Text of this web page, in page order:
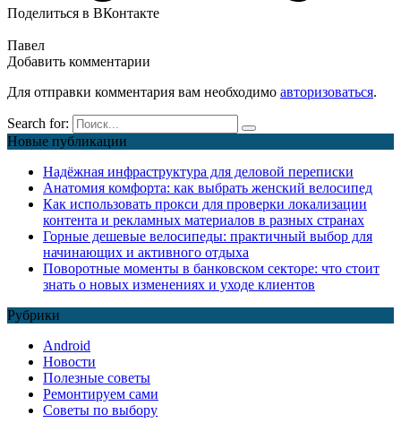
Поделиться в ВКонтакте
Павел
Добавить комментарии
Для отправки комментария вам необходимо авторизоваться.
Search for:
Новые публикации
Надёжная инфраструктура для деловой переписки
Анатомия комфорта: как выбрать женский велосипед
Как использовать прокси для проверки локализации
контента и рекламных материалов в разных странах
Горные дешевые велосипеды: практичный выбор для
начинающих и активного отдыха
Поворотные моменты в банковском секторе: что стоит
знать о новых изменениях и уходе клиентов
Рубрики
Android
Новости
Полезные советы
Ремонтируем сами
Советы по выбору